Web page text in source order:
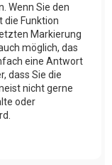
Wenn Sie den
die Funktion
Markierung
möglich, das
eine Antwort
dass Sie die
nicht gerne
oder